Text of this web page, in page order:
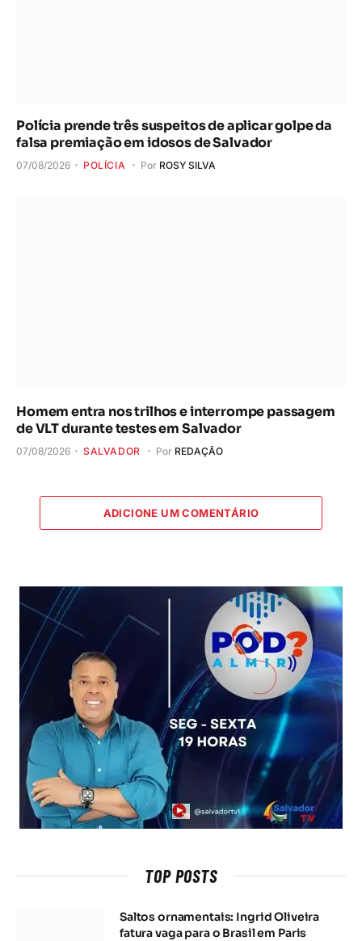
Polícia prende três suspeitos de aplicar golpe da
falsa premiação em idosos de Salvador
07/08/2026 POLÍCIA Por ROSY SILVA
Homem entra nos trilhos e interrompe passagem
de VLT durante testes em Salvador
07/08/2026 SALVADOR Por REDAÇÃO
ADICIONE UM COMENTÁRIO
TOP POSTS
Saltos ornamentais: Ingrid Oliveira
fatura vaga para o Brasil em Paris